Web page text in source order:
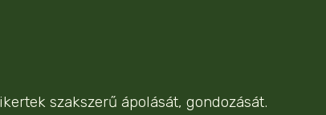
szakszerű ápolását, gondozását.